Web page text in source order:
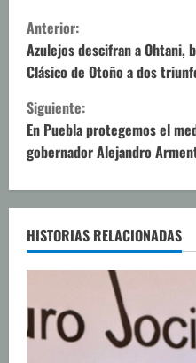
S
i
g
u
e
l
e
y
e
Anterior:
Azulejos descifran a Ohtani,
Clásico de Otoño a dos
Siguiente:
En Puebla protegemos el
gobernador Alejandro
HISTORIAS RELACIONADAS